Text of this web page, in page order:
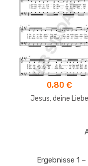
0,80 €
Jesus, deine Liebe
Ergebnisse 1